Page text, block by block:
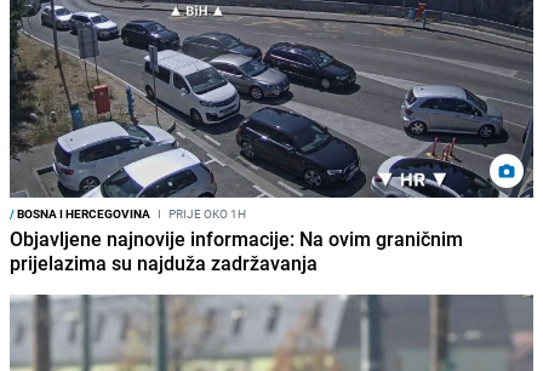
/BOSNA I HERCEGOVINA I PRIJE OKO 1H
Objavljene najnovije informacije: Na ovim graničnim
prijelazima su najduža zadržavanja